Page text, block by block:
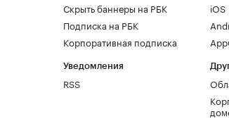
Скрыть баннеры на РБК
Подписка на РБК
Корпоративная подписка
Уведомления
RSS
iOS